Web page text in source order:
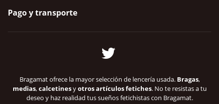
Pago y transporte
Bragamat ofrece la mayor selección de lencería usada. Bragas,
medias,calcetinesyotros artículos fetiches. No te resistas a tu
deseo y haz realidad tus sueños fetichistas con Bragamat.